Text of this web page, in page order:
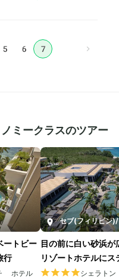
5 6 7
ミークラスのツアー
ートビー
行
ホテル
セブ(フィリピン)/
目の前に白い砂浜
リゾートホテルに
シェラト